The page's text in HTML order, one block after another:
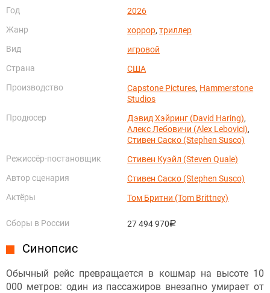
Год
2026
Жанр
хоррор,триллер
Вид
игровой
Страна
США
Производство
Capstone Pictures, Hammerstone
Studios
Продюсер
Дэвид Хэйринг (David Haring),
Алекс Лебовичи (Alex Lebovici),
Стивен Саско (Stephen Susco)
Режиссёр-постановщик
Стивен Куэйл (Steven Quale)
Автор сценария
Стивен Саско (Stephen Susco)
Актёры
Том Бритни (Tom Brittney)
Сборы в России 27 494 970руб.
Синопсис
Обычный рейс превращается в кошмар на высоте 10
000 метров: один из пассажиров внезапно умирает от